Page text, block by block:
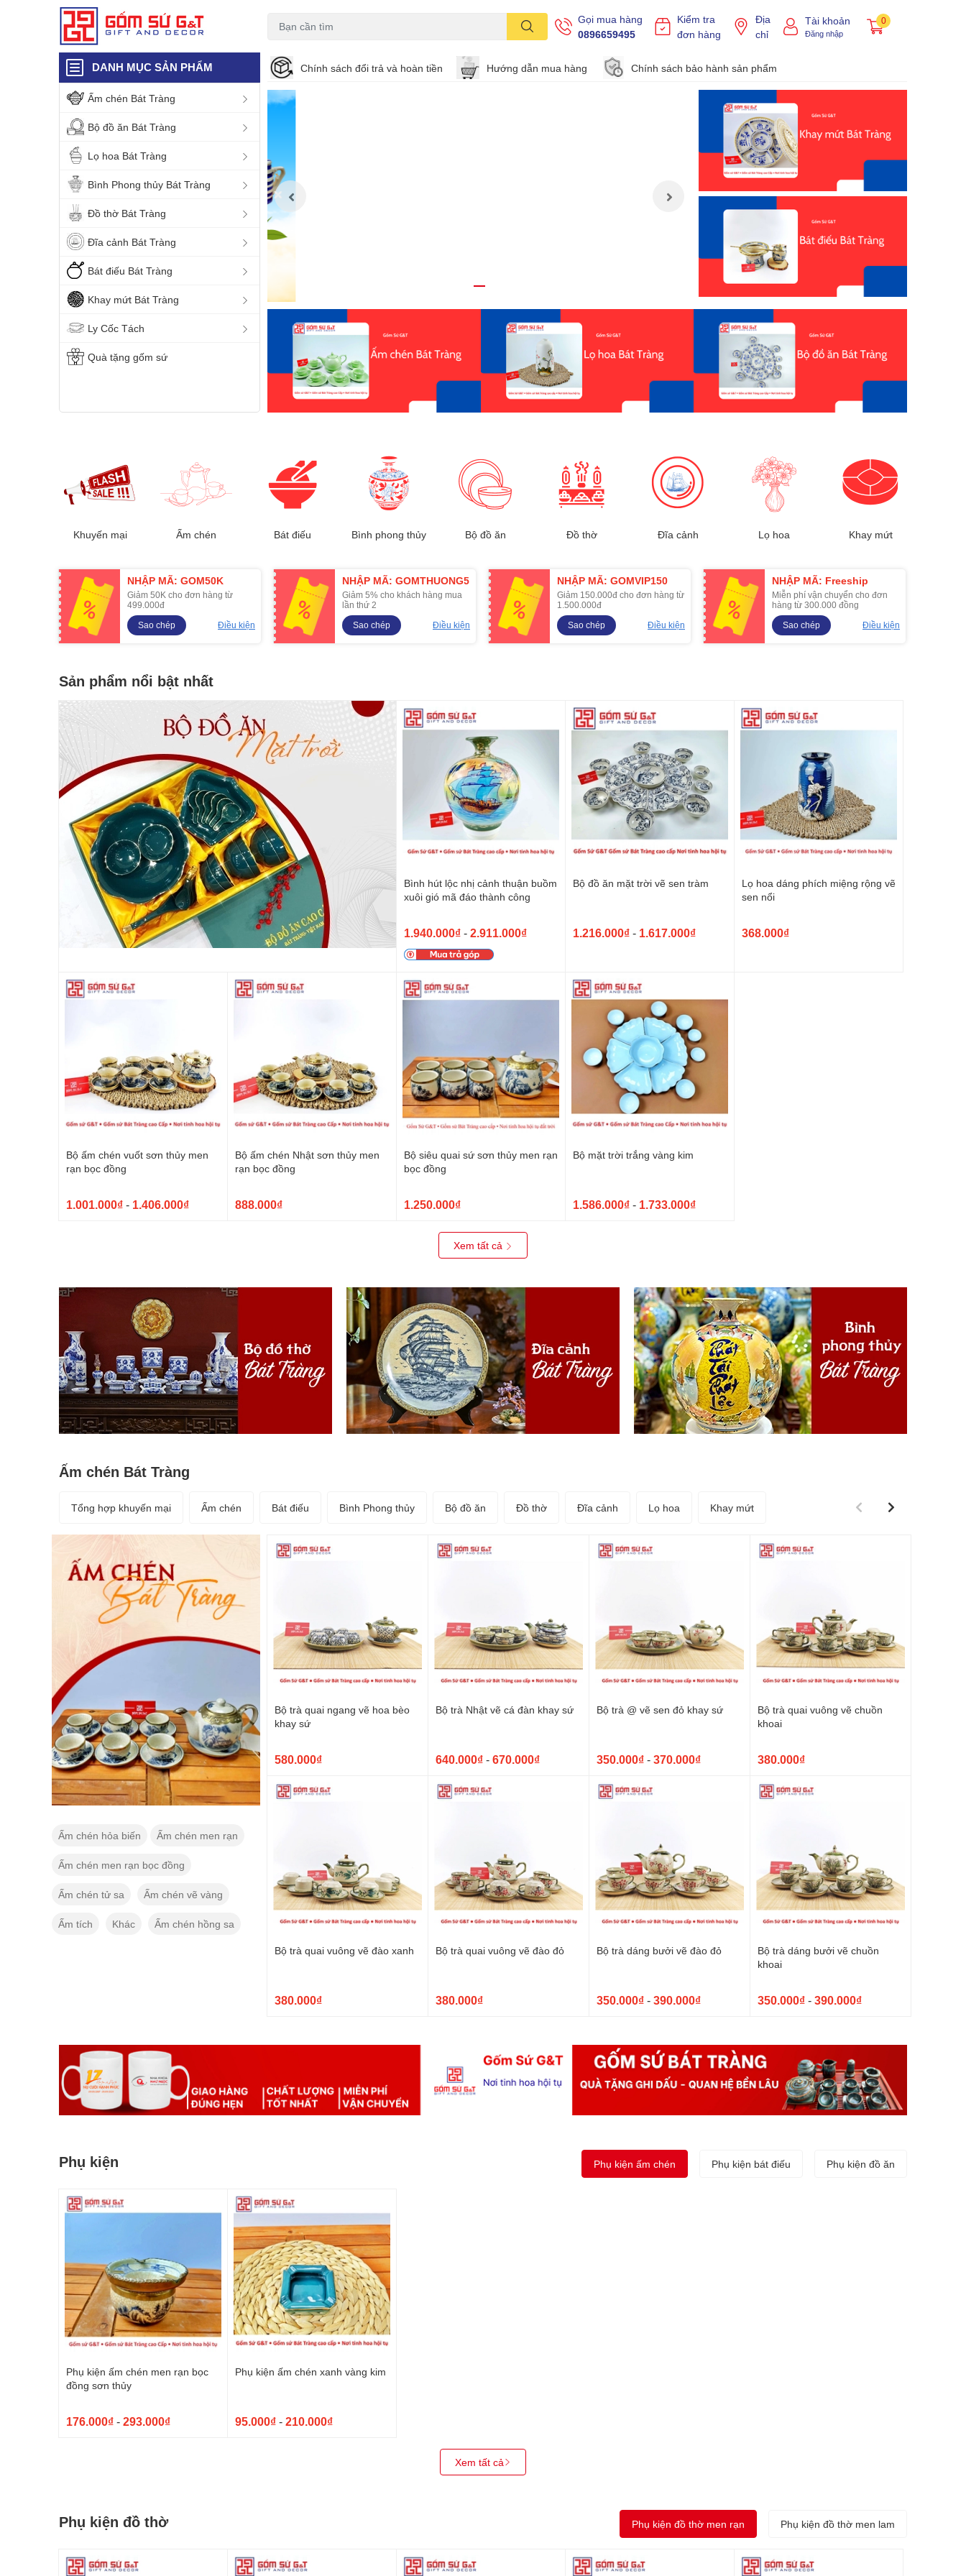
Gọi mua hàng
0896659495
Kiểm tra
đơn hàng
Địa
chỉ
Tài khoản
Đăng nhập
0
DANH MỤC SẢN PHẨM Chính sách đổi trả và hoàn tiền Hướng dẫn mua hàng Chính sách bảo hành sản phẩm
Ấm chén Bát Tràng
Bộ đồ ăn Bát Tràng
Lọ hoa Bát Tràng
Bình Phong thủy Bát Tràng
Đồ thờ Bát Tràng
Đĩa cảnh Bát Tràng
Bát điếu Bát Tràng
Khay mứt Bát Tràng
Ly Cốc Tách
Quà tặng gốm sứ
Khuyến mại Ấm chén Bát điếu Bình phong thủy Bộ đồ ăn Đồ thờ Đĩa cảnh Lọ hoa Khay mứt
NHẬP MÃ: GOM50K
Giảm 50K cho đơn hàng từ
499.000đ
Sao chép
Điều kiện
NHẬP MÃ: GOMTHUONG5
Giảm 5% cho khách hàng mua
lần thứ 2
Sao chép
Điều kiện
NHẬP MÃ: GOMVIP150
Giảm 150.000đ cho đơn hàng từ
1.500.000đ
Sao chép
Điều kiện
NHẬP MÃ: Freeship
Miễn phí vận chuyển cho đơn
hàng từ 300.000 đồng
Sao chép
Điều kiện
Sản phẩm nổi bật nhất
Bình hút lộc nhị cảnh thuận buồm
xuôi gió mã đáo thành công
1.940.000₫ - 2.911.000₫
Bộ đồ ăn mặt trời vẽ sen tràm
1.216.000₫ - 1.617.000₫
Lọ hoa dáng phích miệng rộng vẽ
sen nổi
368.000₫
Bộ ấm chén vuốt sơn thủy men
rạn bọc đồng
1.001.000₫ - 1.406.000₫
Bộ ấm chén Nhật sơn thủy men
rạn bọc đồng
888.000₫
Bộ siêu quai sứ sơn thủy men rạn
bọc đồng
1.250.000₫
Bộ mặt trời trắng vàng kim
1.586.000₫ - 1.733.000₫
Xem tất cả
Ấm chén Bát Tràng
Tổng hợp khuyến mại Ấm chén Bát điếu Bình Phong thủy Bộ đồ ăn Đồ thờ Đĩa cảnh Lọ hoa Khay mứt
Phụ kiện ấm chén
Ấm chén hỏa biến Ấm chén men rạn
Ấm chén men rạn bọc đồng
Ấm chén tử sa Ấm chén vẽ vàng
Ấm tích Khác Ấm chén hồng sa
Bộ trà quai ngang vẽ hoa bèo
khay sứ
580.000₫
Bộ trà Nhật vẽ cá đàn khay sứ
640.000₫ - 670.000₫
Bộ trà @ vẽ sen đỏ khay sứ
350.000₫ - 370.000₫
Bộ trà quai vuông vẽ chuồn
khoai
380.000₫
Bộ trà quai vuông vẽ đào xanh
380.000₫
Bộ trà quai vuông vẽ đào đỏ
380.000₫
Bộ trà dáng bưởi vẽ đào đỏ
350.000₫ - 390.000₫
Bộ trà dáng bưởi vẽ chuồn
khoai
350.000₫ - 390.000₫
Phụ kiện Phụ kiện ấm chén Phụ kiện bát điếu Phụ kiện đồ ăn
Phụ kiện ấm chén men rạn bọc
đồng sơn thủy
176.000₫ - 293.000₫
Phụ kiện ấm chén xanh vàng kim
95.000₫ - 210.000₫
Xem tất cả
Phụ kiện đồ thờ Phụ kiện đồ thờ men rạn Phụ kiện đồ thờ men lam